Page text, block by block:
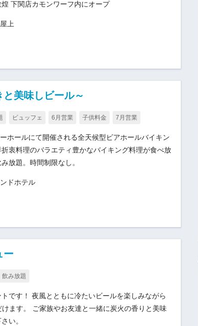
下関店カモンワーフ内にオープ
上
美味しビール～
ビュッフェ 6月営業 子供料金 7月営業
ホールにて開催される全天候型ビアホールバイキン
衷料理のバラエティ豊かなバイキング料理が食べ放
放題。時間制限なし。
ドホテル
ー
飲み放題
です！ 夜風とともに冷たいビールを楽しみながら
ます。 ご家族やお友達と一緒に炭火の香りと美味
い。